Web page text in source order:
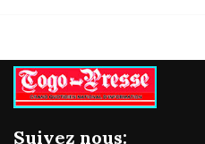
Suivez nous: